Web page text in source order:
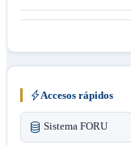
Accesos rápidos
Sistema FORU